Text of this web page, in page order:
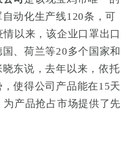
动化生产线120条，可
以来，该企业口罩出口
、荷兰等20多个国家和
东说，去年以来，依托
使得公司产品能在15天
产品抢占市场提供了先